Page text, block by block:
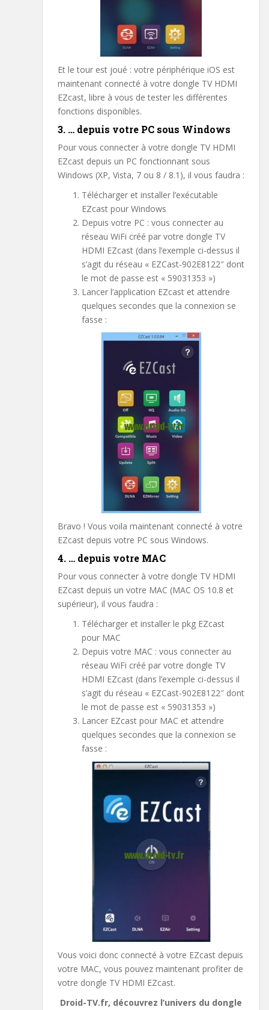
Et le tour est joué : votre périphérique iOS est
maintenant connecté à votre dongle TV HDMI
EZcast, libre à vous de tester les différentes
fonctions disponibles.
3. … depuis votre PC sous Windows
Pour vous connecter à votre dongle TV HDMI
EZcast depuis un PC fonctionnant sous
Windows (XP, Vista, 7 ou 8 / 8.1), il vous faudra :
Télécharger et installer l’exécutable
EZcast pour Windows
Depuis votre PC : vous connecter au
réseau WiFi créé par votre dongle TV
HDMI EZcast (dans l’exemple ci-dessus il
s’agit du réseau « EZCast-902E8122″ dont
le mot de passe est « 59031353 »)
Lancer l’application EZcast et attendre
quelques secondes que la connexion se
fasse :
Bravo ! Vous voila maintenant connecté à votre
EZcast depuis votre PC sous Windows.
4. … depuis votre MAC
Pour vous connecter à votre dongle TV HDMI
EZcast depuis un votre MAC (MAC OS 10.8 et
supérieur), il vous faudra :
Télécharger et installer le pkg EZcast
pour MAC
Depuis votre MAC : vous connecter au
réseau WiFi créé par votre dongle TV
HDMI EZcast (dans l’exemple ci-dessus il
s’agit du réseau « EZCast-902E8122″ dont
le mot de passe est « 59031353 »)
Lancer EZcast pour MAC et attendre
quelques secondes que la connexion se
fasse :
Vous voici donc connecté à votre EZcast depuis
votre MAC, vous pouvez maintenant profiter de
votre dongle TV HDMI EZcast.
Droid-TV.fr, découvrez l’univers du dongle